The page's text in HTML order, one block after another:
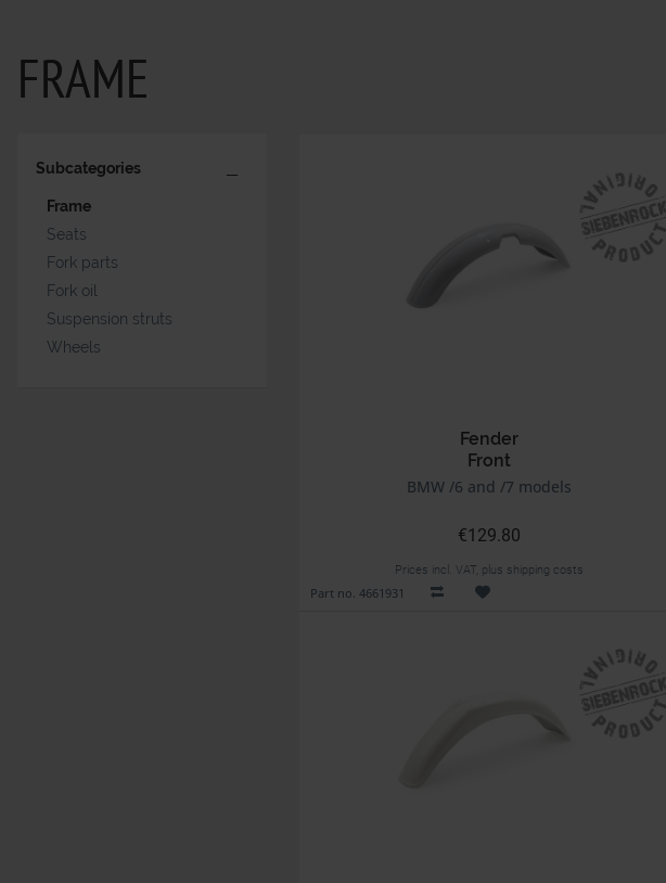
FRAME
Subcategories
Frame
Seats
Fork parts
Fork oil
Suspension struts
Wheels
Fender
Front
BMW /6 and /7 models
€129.80
Prices incl. VAT, plus shipping costs
Part no. 4661931